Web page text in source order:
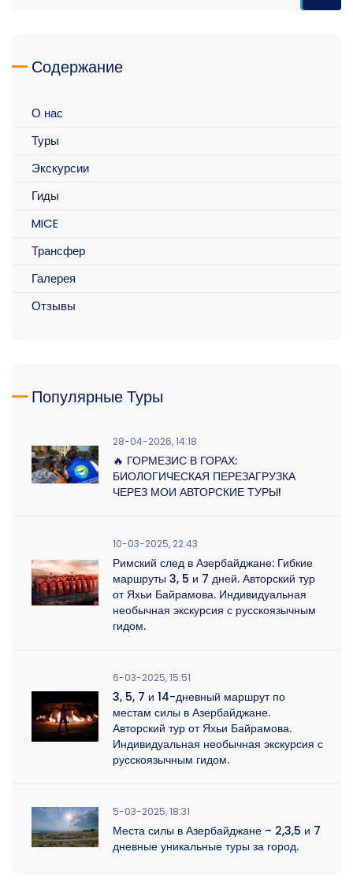
Содержание
О нас
Туры
Экскурсии
Гиды
MICE
Трансфер
Галерея
Отзывы
Популярные Туры
28-04-2026, 14:18
🔥 ГОРМЕЗИС В ГОРАХ:
БИОЛОГИЧЕСКАЯ ПЕРЕЗАГРУЗКА
ЧЕРЕЗ МОИ АВТОРСКИЕ ТУРЫ!
10-03-2025, 22:43
Римский след в Азербайджане: Гибкие
маршруты 3, 5 и 7 дней. Авторский тур
от Яхьи Байрамова. Индивидуальная
необычная экскурсия с русскоязычным
гидом.
6-03-2025, 15:51
3, 5, 7 и 14-дневный маршрут по
местам силы в Азербайджане.
Авторский тур от Яхьи Байрамова.
Индивидуальная необычная экскурсия с
русскоязычным гидом.
5-03-2025, 18:31
Места силы в Азербайджане – 2,3,5 и 7
дневные уникальные туры за город.